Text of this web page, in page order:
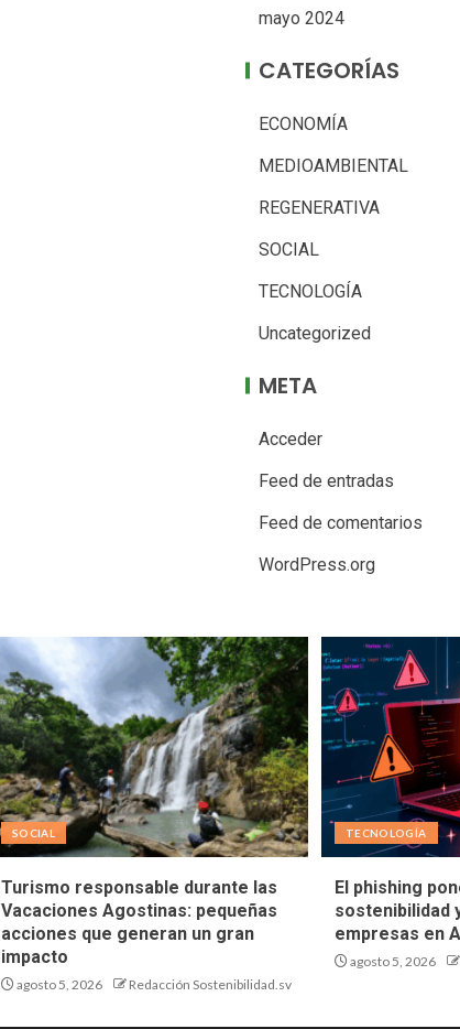
mayo 2024
CATEGORÍAS
ECONOMÍA
MEDIOAMBIENTAL
REGENERATIVA
SOCIAL
TECNOLOGÍA
Uncategorized
META
Acceder
Feed de entradas
Feed de comentarios
WordPress.org
SOCIAL
Turismo responsable durante las
Vacaciones Agostinas: pequeñas
acciones que generan un gran
impacto
agosto 5, 2026 Redacción Sostenibilidad.sv
TECNOLOGÍA
El phishing
sostenibilidad
empresas en
agosto 5, 2026